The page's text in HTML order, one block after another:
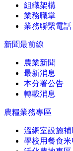
組織架構
業務職掌
業務聯繫電話
新聞最前線
農業新聞
最新消息
本分署公告
轉載消息
農糧業務專區
溫網室設施補
學校用餐食